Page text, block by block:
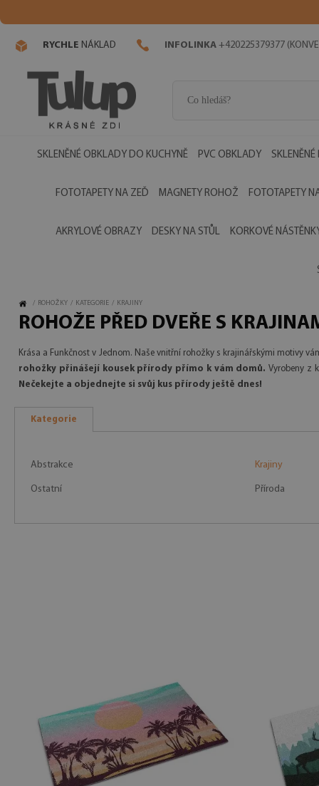
RYCHLE NÁKLAD INFOLINKA +420225379377
SKLENĚNÉ OBKLADY DO KUCHYNĚ PVC OBKLADY SKLENĚNÉ
FOTOTAPETY NA ZEĎ MAGNETY ROHOŽ FOTOTAPETY
AKRYLOVÉ OBRAZY DESKY NA STŮL KORKOVÉ
/ ROHOŽKY / KATEGORIE / KRAJINY
ROHOŽE PŘED DVEŘE S
Krása a Funkčnost v Jednom. Naše vnitřní rohožky s krajinářskými motivy
rohožky přinášejí kousek přírody přímo k vám domů. Vyrobeny z
Nečekejte a objednejte si svůj kus přírody ještě dnes!
Kategorie
Abstrakce Krajiny
Ostatní Příroda